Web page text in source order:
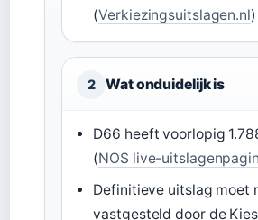
(Verkiezingsuitslagen.nl)
2 Wat onduidelijk is
D66 heeft voorlopig
(NOS live-
Definitieve uitslag moet
vastgesteld door de